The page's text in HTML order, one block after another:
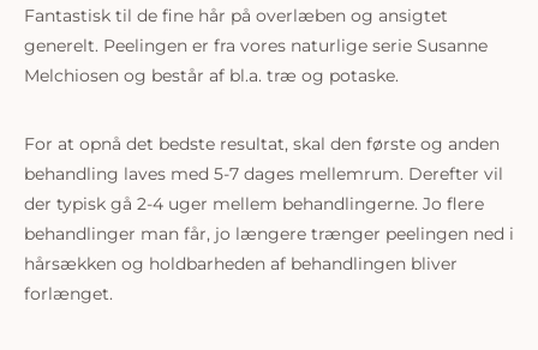
Fantastisk til de fine hår på overlæben og ansigtet
generelt. Peelingen er fra vores naturlige serie Susanne
Melchiosen og består af bl.a. træ og potaske.
For at opnå det bedste resultat, skal den første og anden
behandling laves med 5-7 dages mellemrum. Derefter vil
der typisk gå 2-4 uger mellem behandlingerne. Jo flere
behandlinger man får, jo længere trænger peelingen ned i
hårsækken og holdbarheden af behandlingen bliver
forlænget.